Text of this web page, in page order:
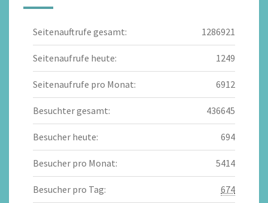
1286921
Seitenauftrufe gesamt:
1249
Seitenaufrufe heute:
6912
Seitenaufrufe pro Monat:
436645
Besuchter gesamt:
694
Besucher heute:
5414
Besucher pro Monat:
674
Besucher pro Tag: